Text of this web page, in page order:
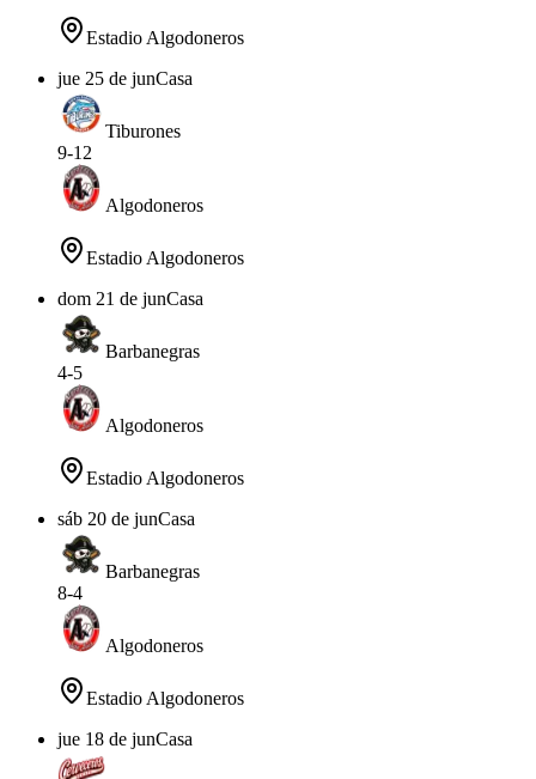
Estadio Algodoneros
jue 25 de junCasa
Tiburones
9-12
Algodoneros
Estadio Algodoneros
dom 21 de junCasa
Barbanegras
4-5
Algodoneros
Estadio Algodoneros
sáb 20 de junCasa
Barbanegras
8-4
Algodoneros
Estadio Algodoneros
jue 18 de junCasa